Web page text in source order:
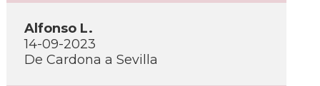
Alfonso L.
14-09-2023
De Cardona a Sevilla